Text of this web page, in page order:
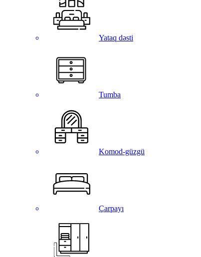
Yataq dəsti
Tumba
Komod-güzgü
Çarpayı